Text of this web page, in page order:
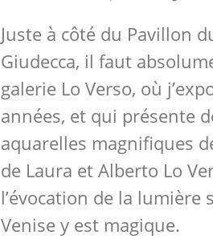
Juste à côté du Pavillon
Giudecca, il faut
galerie Lo Verso, où
années, et qui présente
aquarelles magnifiques
de Laura et Alberto Lo
l’évocation de la lumière
Venise y est magique.